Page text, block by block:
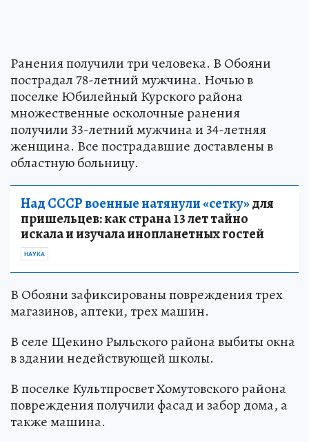
Ранения получили три человека. В Обояни
пострадал 78-летний мужчина. Ночью в
поселке Юбилейный Курского района
множественные осколочные ранения
получили 33-летний мужчина и 34-летняя
женщина. Все пострадавшие доставлены в
областную больницу.
Над СССР военные натянули «сетку»для
пришельцев: как страна 13 лет тайно
искала и изучала инопланетных гостей
НАУКА
В Обояни зафиксированы повреждения трех
магазинов, аптеки, трех машин.
В селе Щекино Рыльского района выбиты окна
в здании недействующей школы.
В поселке Культпросвет Хомутовского района
повреждения получили фасад и забор дома, а
также машина.